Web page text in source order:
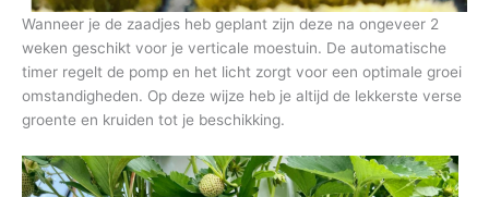
Wanneer je de zaadjes heb geplant zijn deze na ongeveer 2
weken geschikt voor je verticale moestuin. De automatische
timer regelt de pomp en het licht zorgt voor een optimale groei
omstandigheden. Op deze wijze heb je altijd de lekkerste verse
groente en kruiden tot je beschikking.